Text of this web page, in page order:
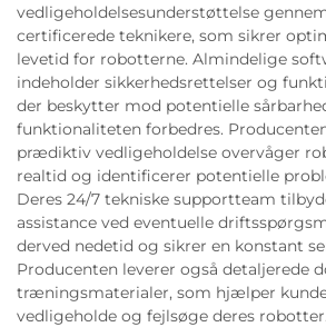
vedligeholdelsesunderstøttelse
certificerede teknikere, som sikrer
levetid for robotterne. Almindelige
indeholder sikkerhedsrettelser og
der beskytter mod potentielle
funktionaliteten forbedres.
prædiktiv vedligeholdelse overvåger
realtid og identificerer potentielle
Deres 24/7 tekniske supportteam
assistance ved eventuelle
derved nedetid og sikrer en konstant
Producenten leverer også detaljerede
træningsmaterialer, som hjælper
vedligeholde og fejlsøge deres robotter.